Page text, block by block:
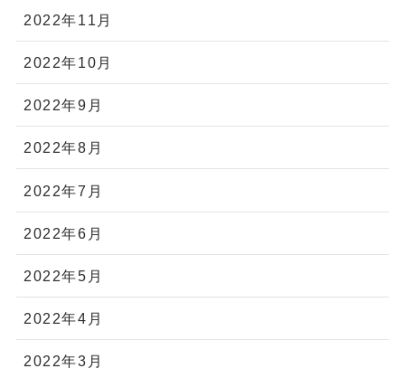
2022年11月
2022年10月
2022年9月
2022年8月
2022年7月
2022年6月
2022年5月
2022年4月
2022年3月